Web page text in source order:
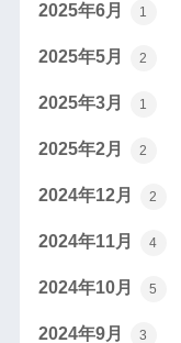
2025年6月 1
2025年5月 2
2025年3月 1
2025年2月 2
2024年12月 2
2024年11月 4
2024年10月 5
2024年9月 3